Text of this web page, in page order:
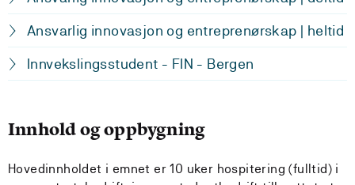
Ansvarlig innovasjon og entreprenørskap | heltid
Innvekslingsstudent - FIN - Bergen
Innhold og oppbygning
Hovedinnholdet i emnet er 10 uker hospitering (fulltid) i